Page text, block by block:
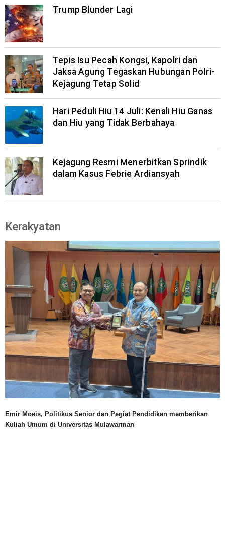
Trump Blunder Lagi
Tepis Isu Pecah Kongsi, Kapolri dan
Jaksa Agung Tegaskan Hubungan Polri-
Kejagung Tetap Solid
Hari Peduli Hiu 14 Juli: Kenali Hiu Ganas
dan Hiu yang Tidak Berbahaya
Kejagung Resmi Menerbitkan Sprindik
dalam Kasus Febrie Ardiansyah
Kerakyatan
Emir Moeis, Politikus Senior dan Pegiat Pendidikan memberikan
Kuliah Umum di Universitas Mulawarman